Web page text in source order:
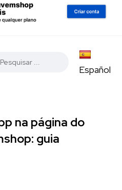
Español
na página do
guia